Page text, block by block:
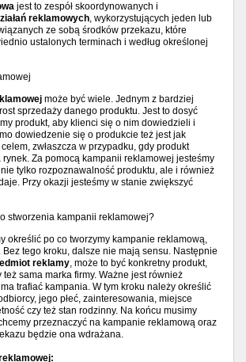
jest to zespół skoordynowanych i
reklamowych, wykorzystujących jeden lub
ze sobą środków przekazu, które
ustalonych terminach i według określonej
może być wiele. Jednym z bardziej
sprzedaży danego produktu. Jest to dosyć
produkt, aby klienci się o nim dowiedzieli i
dowiedzenie się o produkcie też jest jak
zwłaszcza w przypadku, gdy produkt
Za pomocą kampanii reklamowej jesteśmy
tylko rozpoznawalność produktu, ale i również
Przy okazji jesteśmy w stanie zwiększyć
stworzenia kampanii reklamowej?
określić po co tworzymy kampanie reklamową,
tego kroku, dalsze nie mają sensu. Następnie
reklamy, może to być konkretny produkt,
sama marka firmy. Ważne jest również
trafiać kampania. W tym kroku należy określić
jego płeć, zainteresowania, miejsce
czy też stan rodzinny. Na końcu musimy
przeznaczyć na kampanie reklamową oraz
będzie ona wdrażana.